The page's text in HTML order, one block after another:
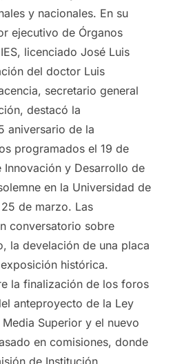
y nacionales. En su
ejecutivo de Órganos
licenciado José Luis
del doctor Luis
secretario general
destacó la
aniversario de la
programados el 19 de
Innovación y Desarrollo de
en la Universidad de
de marzo. Las
conversatorio sobre
la develación de una placa
histórica.
la finalización de los foros
anteproyecto de la Ley
Superior y el nuevo
en comisiones, donde
de Institución